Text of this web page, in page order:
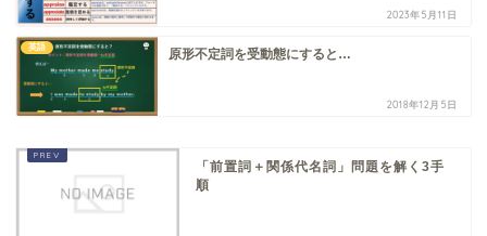
2023年5月11日
英語 原形不定詞を受動態にすると…
2018年12月5日
「前置詞＋関係代名詞」問題を解く3手
順